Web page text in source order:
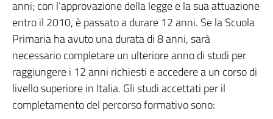
anni; con l’approvazione della legge e la sua attuazione
entro il 2010, è passato a durare 12 anni. Se la Scuola
Primaria ha avuto una durata di 8 anni, sarà
necessario completare un ulteriore anno di studi per
raggiungere i 12 anni richiesti e accedere a un corso di
livello superiore in Italia. Gli studi accettati per il
completamento del percorso formativo sono: